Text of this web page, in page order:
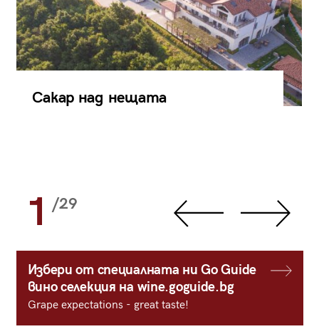
Сакар над нещата
1 /29
Избери от специалната ни Go Guide
вино селекция на wine.goguide.bg
Grape expectations - great taste!